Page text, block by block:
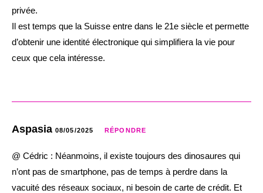
privée.
Il est temps que la Suisse entre dans le 21e siècle et permette
d’obtenir une identité électronique qui simplifiera la vie pour
ceux que cela intéresse.
Aspasia 08/05/2025 RÉPONDRE
@ Cédric : Néanmoins, il existe toujours des dinosaures qui
n’ont pas de smartphone, pas de temps à perdre dans la
vacuité des réseaux sociaux, ni besoin de carte de crédit. Et